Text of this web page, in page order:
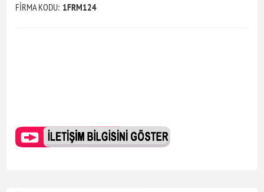
FİRMA KODU: 1FRM124